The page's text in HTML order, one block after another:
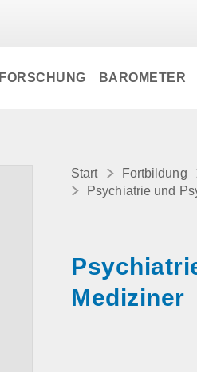
FORSCHUNG BAROMETER
Start Fortbildung
Psychiatrie und
Mediziner